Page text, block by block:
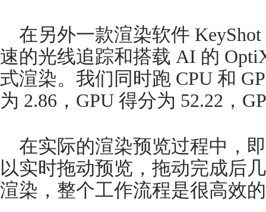
在另外一款渲染软件
速的光线追踪和搭载 AI 的
式渲染。我们同时跑 CPU 和
为 2.86，GPU 得分为 52.22，
在实际的渲染预览过程中，
以实时拖动预览，拖动完成后
渲染，整个工作流程是很高效